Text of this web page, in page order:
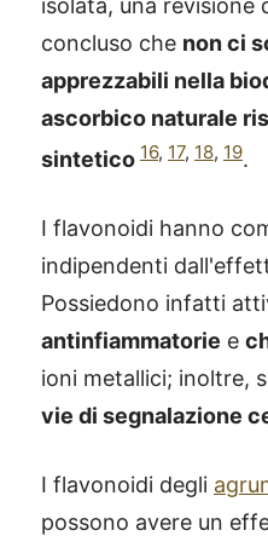
isolata, una revisione
concluso che non ci
apprezzabili nella
ascorbico naturale
sintetico 16, 17, 18, 19.
I flavonoidi hanno
indipendenti
Possiedono infatti
antinfiammatorie e
ioni metallici; inoltre,
vie di segnalazione
I flavonoidi degli
possono avere un